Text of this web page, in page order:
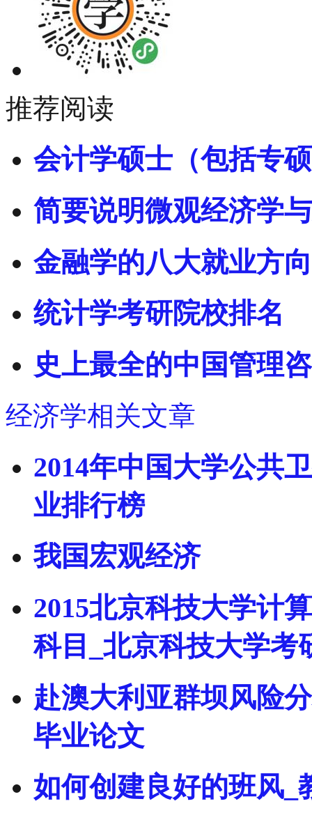
推荐阅读
会计学硕士（包括专
简要说明微观经济学
金融学的八大就业方
统计学考研院校排名
史上最全的中国管理
经济学相关文章
2014年中国大学公共
业排行榜
我国宏观经济
2015北京科技大学计
科目_北京科技大学考
赴澳大利亚群坝风险
毕业论文
如何创建良好的班风_